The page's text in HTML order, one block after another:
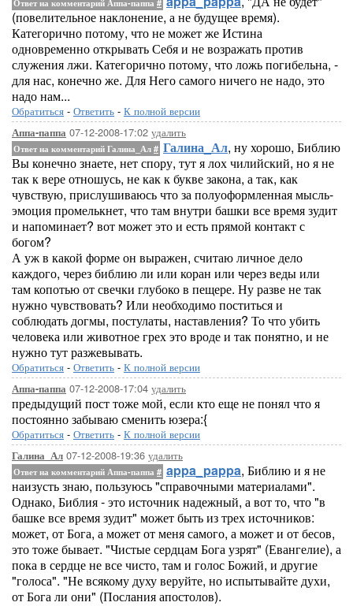
Ответ на комментарий Аппа-паппа #
(повелительное наклонение, а не будущее время).
Категорично потому, что не может же Истина
одновременно открывать Себя и не возражать против
служения лжи. Категорично потому, что ложь погибельна, -
для нас, конечно же. Для Него самого ничего не надо, это
надо нам...
Обратиться - Ответить - К полной версии
Аппа-паппа 07-12-2008-17:02 удалить
Ответ на комментарий Галина_Ал # Галина_Ал, ну хорошо, Библию
Вы конечно знаете, нет спору, тут я лох чилийский, но я не
так к вере отношусь, не как к букве закона, а так, как
чувствую, прислушиваюсь что за полуоформленная мысль-
эмоция промелькнет, что там внутри башки все время зудит
и напоминает? вот может это и есть прямой контакт с
богом?
А уж в какой форме он выражен, считаю личное дело
каждого, через библию ли или коран или через веды или
там копотью от свечки глубоко в пещере. Ну разве не так
нужно чувствовать? Или необходимо поститься и
соблюдать догмы, постулаты, наставления? То что убить
человека или животное грех это вроде и так понятно, и не
нужно тут разжевывать.
Обратиться - Ответить - К полной версии
Аппа-паппа 07-12-2008-17:04 удалить
предыдущий пост тоже мой, если кто еще не понял что я
постоянно забываю сменить юзера:{
Обратиться - Ответить - К полной версии
Галина_Ал 07-12-2008-19:36 удалить
Ответ на комментарий Аппа-паппа # appa_pappa, Библию и я не
наизусть знаю, пользуюсь "справочными материалами".
Однако, Библия - это источник надежный, а вот то, что "в
башке все время зудит" может быть из трех источников:
может, от Бога, а может от меня самого, а может и от бесов,
это тоже бывает. "Чистые сердцам Бога узрят" (Евангелие), а
пока в сердце не все чисто, там и голос Божий, и другие
"голоса". "Не всякому духу веруйте, но испытывайте духи,
от Бога ли они" (Послания апостолов).